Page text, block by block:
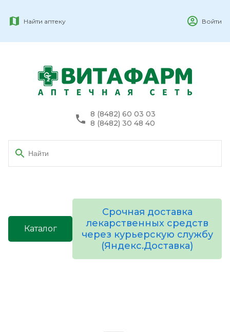
Найти аптеку Войти
8 (8482) 60 03 03
8 (8482) 30 48 40
Каталог
Срочная доставка
лекарственных средств
через курьерскую службу
(Яндекс.Доставка)